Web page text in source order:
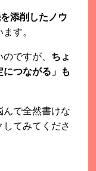
添削したノウ
す。
ですが、 ちょ
につながる」も
んで全然書けな
てみてくださ